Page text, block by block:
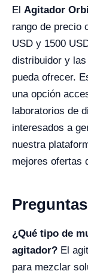
El Agitador
rango de precio
USD y 1500
distribuidor y
pueda ofrecer.
una opción
laboratorios de
interesados a
nuestra
mejores ofertas
¿Qué tipo de
agitador? El
para mezclar